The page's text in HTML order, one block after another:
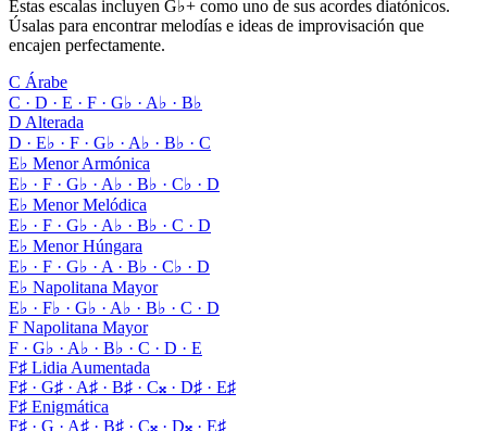
Estas escalas incluyen G♭+ como uno de sus acordes diatónicos.
Úsalas para encontrar melodías e ideas de improvisación que
encajen perfectamente.
C Árabe
C · D · E · F · G♭ · A♭ · B♭
D Alterada
D · E♭ · F · G♭ · A♭ · B♭ · C
E♭ Menor Armónica
E♭ · F · G♭ · A♭ · B♭ · C♭ · D
E♭ Menor Melódica
E♭ · F · G♭ · A♭ · B♭ · C · D
E♭ Menor Húngara
E♭ · F · G♭ · A · B♭ · C♭ · D
E♭ Napolitana Mayor
E♭ · F♭ · G♭ · A♭ · B♭ · C · D
F Napolitana Mayor
F · G♭ · A♭ · B♭ · C · D · E
F♯ Lidia Aumentada
F♯ · G♯ · A♯ · B♯ · C𝄪 · D♯ · E♯
F♯ Enigmática
F♯ · G · A♯ · B♯ · C𝄪 · D𝄪 · E♯